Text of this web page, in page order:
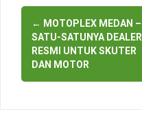
Post
navigation
← MOTOPLEX MEDAN –
SATU-SATUNYA DEALER
RESMI UNTUK SKUTER
DAN MOTOR